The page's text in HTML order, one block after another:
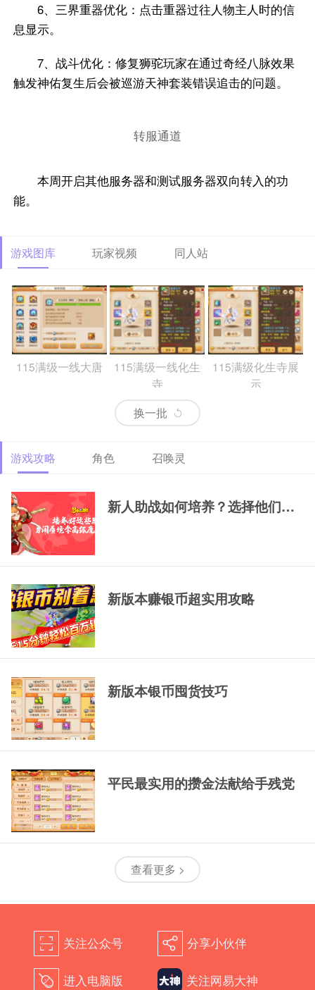
6、三界重器优化：点击重器过往人物主人时的信
息显示。
7、战斗优化：修复狮驼玩家在通过奇经八脉效果
触发神佑复生后会被巡游天神套装错误追击的问题。
转服通道
本周开启其他服务器和测试服务器双向转入的功
能。
游戏图库 玩家视频 同人站
115满级一线大唐
115满级一线化生
寺
115满级化生寺展
示
示
示
换一批
游戏攻略 角色 召唤灵
新人助战如何培养？选择他们，一
新版本赚银币超实用攻略
新版本银币囤货技巧
平民最实用的攒金法献给手残党
查看更多 >
򰀁 关注公众号 򰀂 分享小伙伴
򰀄 进入电脑版 关注网易大神